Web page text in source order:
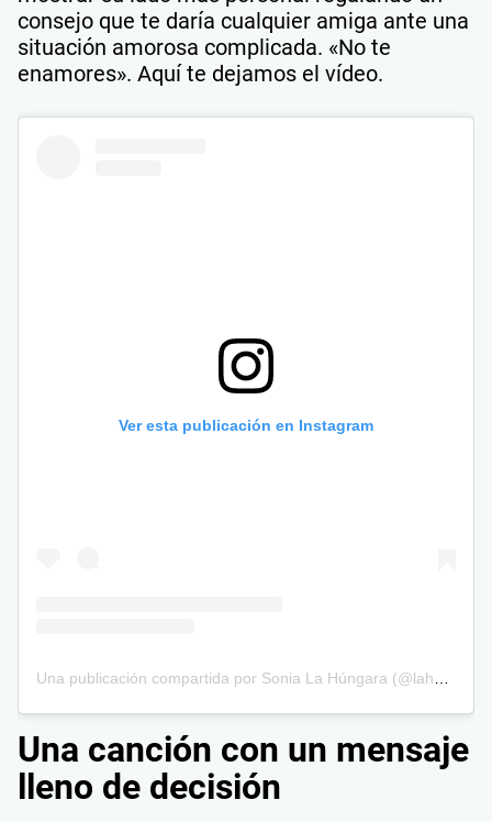
consejo que te daría cualquier amiga ante una
situación amorosa complicada. «No te
enamores». Aquí te dejamos el vídeo.
Ver esta publicación en Instagram
Una canción con un mensaje
lleno de decisión